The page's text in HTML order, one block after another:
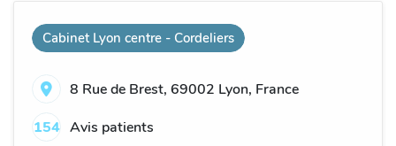
Cabinet Lyon centre - Cordeliers
8 Rue de Brest, 69002 Lyon, France
154 Avis patients